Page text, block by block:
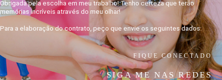
Obrigada pela escolha em meu trabalho! Tenho certeza que terão
memórias incríveis através do meu olhar!
Para a elaboração do contrato, peço que envie os seguintes dados:
FIQUE CONECTADO
SIGA ME NAS REDES